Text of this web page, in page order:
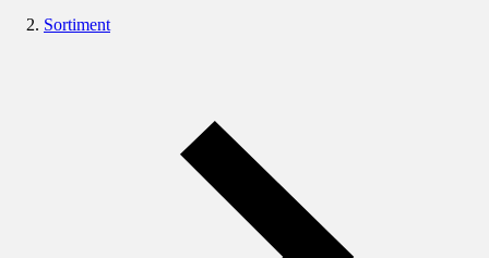
Sortiment